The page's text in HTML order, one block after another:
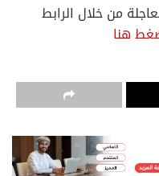
من خلال الرابط
هنا